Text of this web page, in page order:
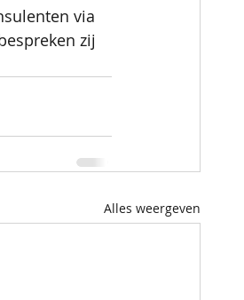
via
zij
Alles weergeven